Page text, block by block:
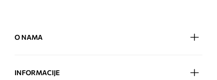
O NAMA
INFORMACIJE